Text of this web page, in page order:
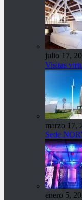
julio 17,
Visitas
marzo 17,
Sede
enero 5,